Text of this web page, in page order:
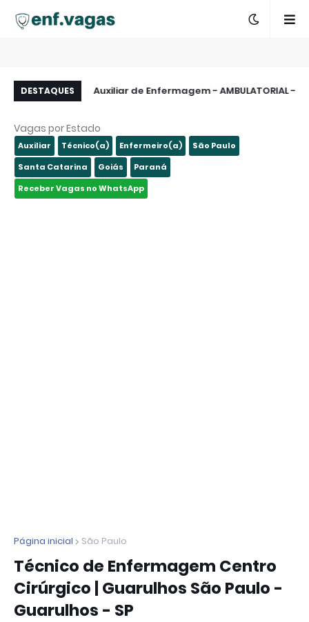
DESTAQUES
Auxiliar de Enfermagem - AMBULATORIAL -
- Itajaí -
Vagas por Estado
Auxiliar Técnico(a) Enfermeiro(a)
São Paulo
Santa Catarina
Goiás
Paraná
Receber Vagas no WhatsApp
Página inicial São Paulo
Técnico de Enfermagem Centro
Cirúrgico | Guarulhos São Paulo -
Guarulhos - SP